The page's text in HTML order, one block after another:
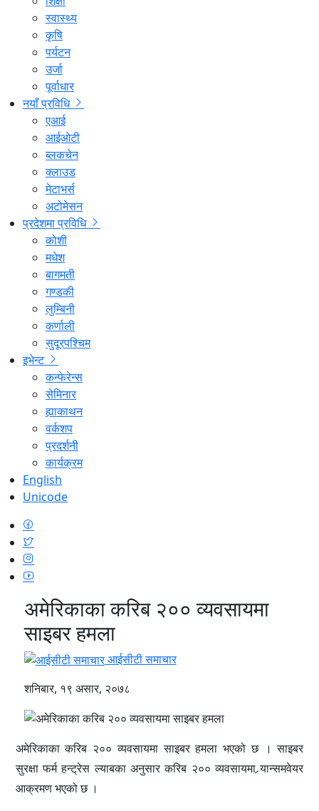
स्वास्थ्य
कृषि
पर्यटन
उर्जा
पूर्वाधार
नयाँ प्रविधि
एआई
आईओटी
ब्लकचेन
क्लाउड
मेटाभर्स
अटोमेसन
प्रदेशमा प्रविधि
कोशी
मधेश
बागमती
गण्डकी
लुम्बिनी
कर्णाली
सुदूरपश्चिम
इभेन्ट
कन्फेरेन्स
सेमिनार
ह्याकाथन
वर्कशप
प्रदर्शनी
कार्यक्रम
English
Unicode
अमेरिकाका करिब २०० व्यवसायमा
साइबर हमला
आईसीटी समाचार
शनिबार, १९ असार, २०७८
अमेरिकाका करिब २०० व्यवसायमा साइबर हमला भएको छ । साइबर
सुरक्षा फर्म हन्ट्रेस ल्याबका अनुसार करिब २०० व्यवसायमा र्‍यान्समवेयर
आक्रमण भएको छ ।